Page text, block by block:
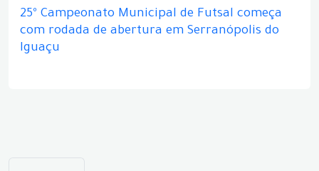
25º Campeonato Municipal de Futsal começa
com rodada de abertura em Serranópolis do
Iguaçu